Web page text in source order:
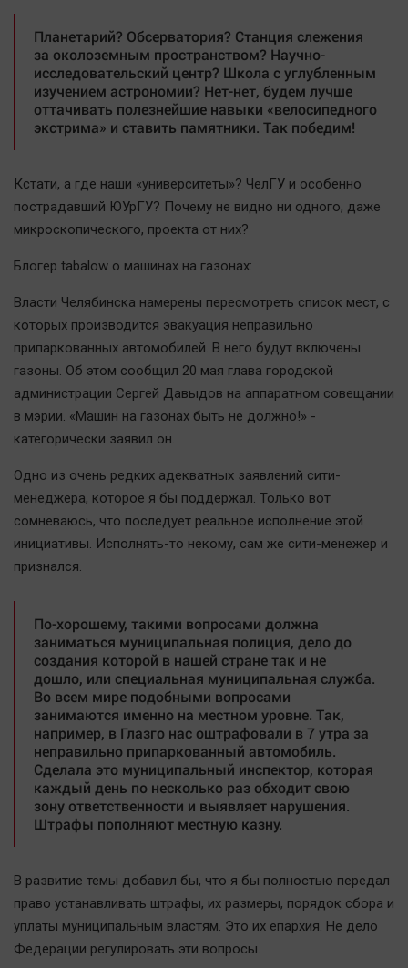
Отраслевые темы
Hедвижимость
Образование
Автомобили
XX век: криминальные уроки
Банки
Медиаграмотность
Медицина
Новости компаний
Челябинск космический
Другие рубрики
Bookworms
English version
Online-консультация
Актуальная тема
Афиша
Вирус чтения
Вкусное
Гороскоп
Дети
Интервью
Качество жизни
Конкурс
Народная журналистика
Наука
Обсуждаем
Отдых
Планетарий? Обсерватория? Станция слежения
за околоземным пространством? Научно-
исследовательский центр? Школа с углубленным
изучением астрономии? Нет-нет, будем лучше
оттачивать полезнейшие навыки «велосипедного
экстрима» и ставить памятники. Так победим!
Кстати, а где наши «университеты»? ЧелГУ и особенно
пострадавший ЮУрГУ? Почему не видно ни одного, даже
микроскопического, проекта от них?
Блогер tabalow о машинах на газонах:
Власти Челябинска намерены пересмотреть список мест, с
которых производится эвакуация неправильно
припаркованных автомобилей. В него будут включены
газоны. Об этом сообщил 20 мая глава городской
администрации Сергей Давыдов на аппаратном совещании
в мэрии. «Машин на газонах быть не должно!» -
категорически заявил он.
Одно из очень редких адекватных заявлений сити-
менеджера, которое я бы поддержал. Только вот
сомневаюсь, что последует реальное исполнение этой
инициативы. Исполнять-то некому, сам же сити-менежер и
признался.
По-хорошему, такими вопросами должна
заниматься муниципальная полиция, дело до
создания которой в нашей стране так и не
дошло, или специальная муниципальная служба.
Во всем мире подобными вопросами
занимаются именно на местном уровне. Так,
например, в Глазго нас оштрафовали в 7 утра за
неправильно припаркованный автомобиль.
Сделала это муниципальный инспектор, которая
каждый день по несколько раз обходит свою
зону ответственности и выявляет нарушения.
Штрафы пополняют местную казну.
В развитие темы добавил бы, что я бы полностью передал
право устанавливать штрафы, их размеры, порядок сбора и
уплаты муниципальным властям. Это их епархия. Не дело
Федерации регулировать эти вопросы.